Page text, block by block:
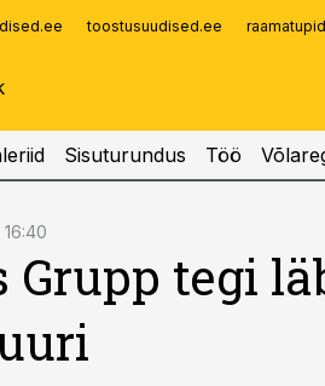
toostusuudised.ee
Sisuturundus Töö
16:40
Grupp tegi